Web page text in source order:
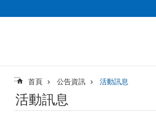
::: 首頁 公告資訊 活動訊息
活動訊息